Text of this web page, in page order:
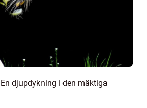
djupdykning i den mäktiga